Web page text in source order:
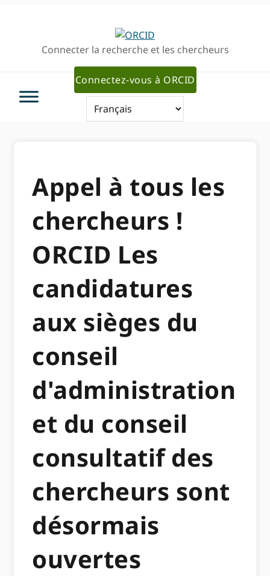
navigationConnecter la recherche et les chercheurs
Connectez-vous à ORCID
Appel à tous les
chercheurs !
ORCID Les
candidatures
aux sièges du
conseil
d'administration
et du conseil
consultatif des
chercheurs sont
désormais
ouvertes